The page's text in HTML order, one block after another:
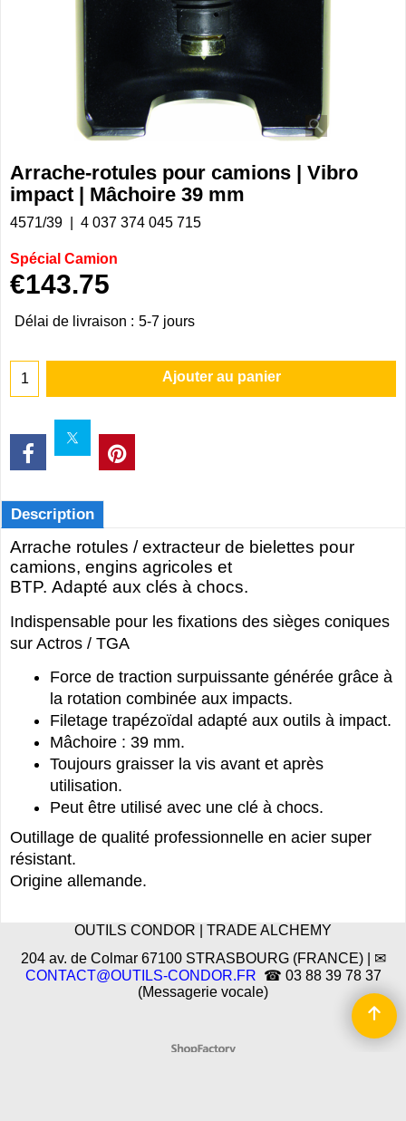
Arrache-rotules pour camions | Vibro
impact | Mâchoire 39 mm
4571/39 4 037 374 045 715
Spécial Camion
€143.75
Délai de livraison : 5-7 jours
Ajouter au panier
Description
Arrache rotules / extracteur de bielettes pour
camions, engins agricoles et
BTP. Adapté aux clés à chocs.
Indispensable pour les fixations des sièges coniques
sur Actros / TGA
Force de traction surpuissante générée grâce à
la rotation combinée aux impacts.
Filetage trapézoïdal adapté aux outils à impact.
Mâchoire : 39 mm.
Toujours graisser la vis avant et après
utilisation.
Peut être utilisé avec une clé à chocs.
Outillage de qualité professionnelle en acier super
résistant.
Origine allemande.
OUTILS CONDOR | TRADE ALCHEMY
204 av. de Colmar 67100 STRASBOURG (FRANCE) | ✉
CONTACT@OUTILS-CONDOR.FR ☎ 03 88 39 78 37
(Messagerie vocale)
Boutique en ligne créés